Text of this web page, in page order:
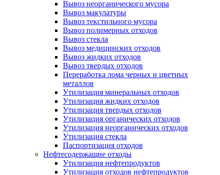
Вывоз неорганического мусора
Вывоз макулатуры
Вывоз текстильного мусора
Вывоз полимерных отходов
Вывоз стекла
Вывоз медицинских отходов
Вывоз жидких отходов
Вывоз твердых отходов
Переработка лома черных и цветных
металлов
Утилизация минеральных отходов
Утилизация жидких отходов
Утилизация твердых отходов
Утилизация органических отходов
Утилизация неорганических отходов
Утилизация стекла
Паспортизация отходов
Нефтесодержащие отходы
Утилизация нефтепродуктов
Утилизация отходов нефтепродуктов